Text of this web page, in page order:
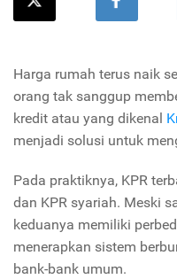
Harga rumah terus naik
orang tak sanggup
kredit atau yang dikenal
menjadi solusi untuk
Pada praktiknya, KPR
dan KPR syariah. Meski
keduanya memiliki
menerapkan sistem
bank-bank umum.